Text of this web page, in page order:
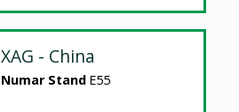
XAG - China
Numar Stand E55